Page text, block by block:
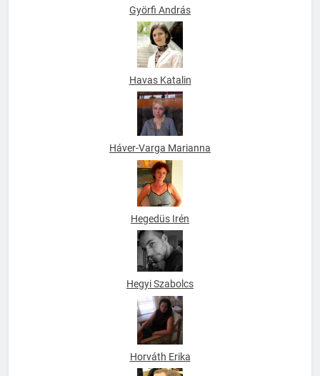
Györfi András
Havas Katalin
Háver-Varga Marianna
Hegedüs Irén
Hegyi Szabolcs
Horváth Erika